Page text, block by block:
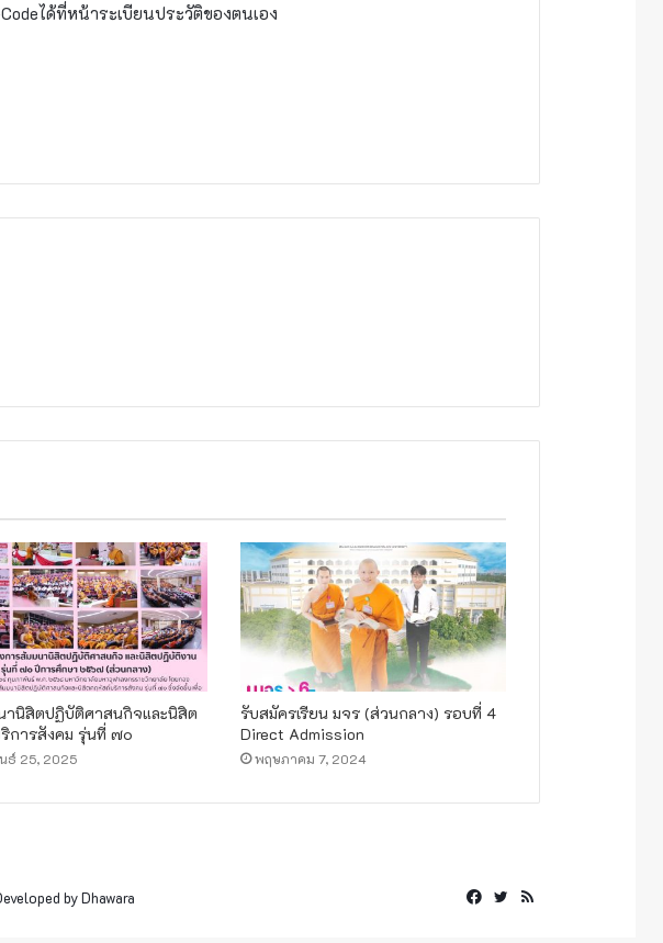
ได้ที่หน้าระเบียนประวัติของตนเอง
านิสิตปฏิบัติศาสนกิจและนิสิต
การสังคม รุ่นที่ ๗๐
ธ์ 25, 2025
รับสมัครเรียน มจร (ส่วนกลาง) รอบที่ 4
Direct Admission
พฤษภาคม 7, 2024
by Dhawara Facebook
Twitter
RSS